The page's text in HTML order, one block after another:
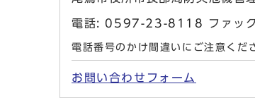
電話: 0597-23-8118 ファ
電話番号のかけ間違いにご注意くだ
お問い合わせフォーム